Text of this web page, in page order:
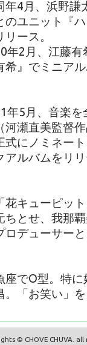
年4月、浜野謙
のユニット『
リース。
年2月、江藤有
希』でミニア
年5月、音楽を
（河瀬直美監督
式にノミネー
アルバムをリ
「花キューピッ
ちとせ、我那
ロデューサー
座でO型。特
。「お笑い」
© CHOVE CHUVA.